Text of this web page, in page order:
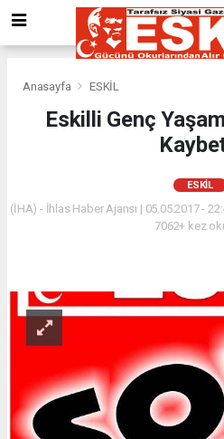
Anasayfa ESKİL
Eskilli Genç
ESKİL
(İHA) - İhlas Haber Ajansı | 05.05.2017 -
7062+ kez